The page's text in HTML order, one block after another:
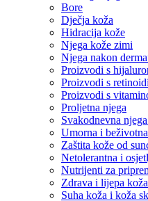
Bore
Dječja koža
Hidracija kože
Njega kože zimi
Njega nakon
Proizvodi s
Proizvodi s
Proizvodi s
Proljetna njega
Svakodnevna
Umorna i
Zaštita kože od
Netolerantna i
Nutrijenti za
Zdrava i lijepa
Suha koža i koža